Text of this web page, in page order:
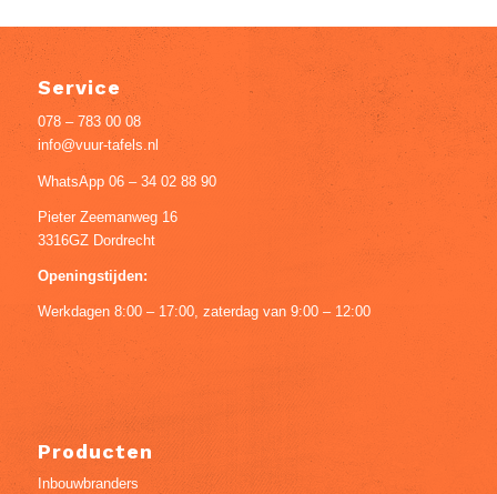
Service
078 – 783 00 08
info@vuur-tafels.nl
WhatsApp 06 – 34 02 88 90
Pieter Zeemanweg 16
3316GZ Dordrecht
Openingstijden:
Werkdagen 8:00 – 17:00, zaterdag van 9:00 – 12:00
Producten
Inbouwbranders